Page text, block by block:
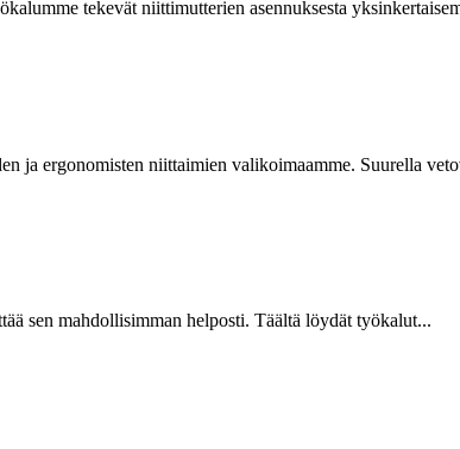
tekevät niittimutterien asennuksesta
ja ergonomisten niittaimien valikoimaamme. Suurella
sen mahdollisimman helposti. Täältä löydät työkalut...